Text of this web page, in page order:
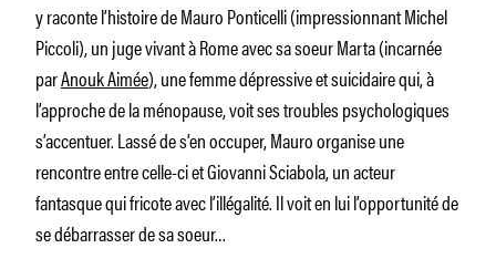
y raconte l’histoire de Mauro Ponticelli (impressionnant Michel
Piccoli), un juge vivant à Rome avec sa soeur Marta (incarnée
parAnouk Aimée), une femme dépressive et suicidaire qui, à
l’approche de la ménopause, voit ses troubles psychologiques
s’accentuer. Lassé de s’en occuper, Mauro organise une
rencontre entre celle-ci et Giovanni Sciabola, un acteur
fantasque qui fricote avec l’illégalité. Il voit en lui l’opportunité de
se débarrasser de sa soeur…